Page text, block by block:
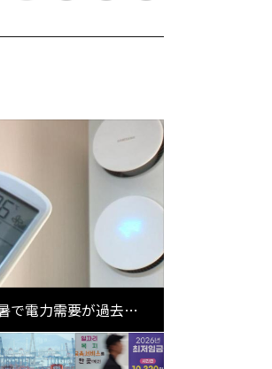
で電力需要が過去最
に需給対応体制を点